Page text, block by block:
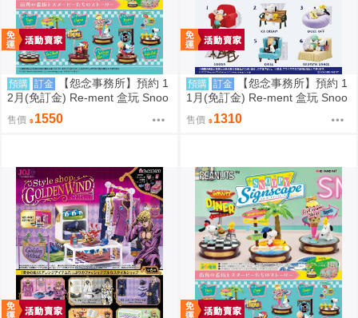
預購 訂金
【怨念事務所】預約 1
2月(免訂金) Re-ment 盒玩 Snoo
py 史努比 街角招牌場景 中盒6入
0823
售價 1550
預購 訂金
【怨念事務所】預約 1
1月(免訂金) Re-ment 盒玩 Snoo
py 史努比 悠閒座椅場景 中盒6入
0823
售價 1310